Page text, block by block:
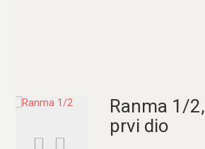
Ranma 1/2,
prvi dio